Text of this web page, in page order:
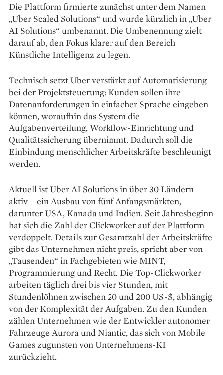
Die Plattform firmierte zunächst unter dem Namen
„Uber Scaled Solutions“ und wurde kürzlich in „Uber
AI Solutions“ umbenannt. Die Umbenennung zielt
darauf ab, den Fokus klarer auf den Bereich
Künstliche Intelligenz zu legen.
Technisch setzt Uber verstärkt auf Automatisierung
bei der Projektsteuerung: Kunden sollen ihre
Datenanforderungen in einfacher Sprache eingeben
können, woraufhin das System die
Aufgabenverteilung, Workflow-Einrichtung und
Qualitätssicherung übernimmt. Dadurch soll die
Einbindung menschlicher Arbeitskräfte beschleunigt
werden.
Aktuell ist Uber AI Solutions in über 30 Ländern
aktiv – ein Ausbau von fünf Anfangsmärkten,
darunter USA, Kanada und Indien. Seit Jahresbeginn
hat sich die Zahl der Clickworker auf der Plattform
verdoppelt. Details zur Gesamtzahl der Arbeitskräfte
gibt das Unternehmen nicht preis, spricht aber von
„Tausenden“ in Fachgebieten wie MINT,
Programmierung und Recht. Die Top-Clickworker
arbeiten täglich drei bis vier Stunden, mit
Stundenlöhnen zwischen 20 und 200 US-$, abhängig
von der Komplexität der Aufgaben. Zu den Kunden
zählen Unternehmen wie der Entwickler autonomer
Fahrzeuge Aurora und Niantic, das sich von Mobile
Games zugunsten von Unternehmens-KI
zurückzieht.